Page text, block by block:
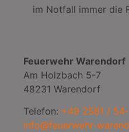
im Notfall immer die
Feuerwehr Warendorf
Am Holzbach 5-7
48231 Warendorf
Telefon: +49 2581 / 54-
info@feuerwehr-